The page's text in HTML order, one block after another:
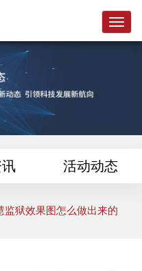
L
o
活动动态
监狱效果图怎么做出来的